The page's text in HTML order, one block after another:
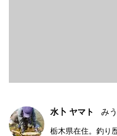
水卜 ヤマト み
栃木県在住。釣り